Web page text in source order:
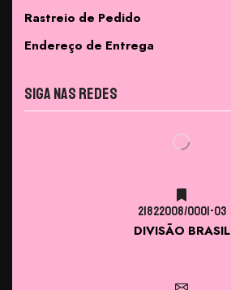
Rastreio de Pedido
Endereço de Entrega
Siga nas Redes
21822008/0001-03
DIVISÃO BRASIL